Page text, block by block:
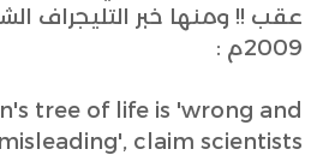
عقب !! ومنها خبر التليجراف
2009م :
tree of life is 'wrong and
misleading', claim scientists